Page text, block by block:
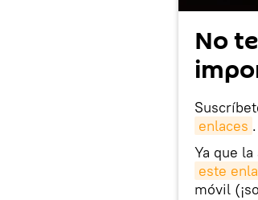
No
enlaces .
Ya que
este
móvil